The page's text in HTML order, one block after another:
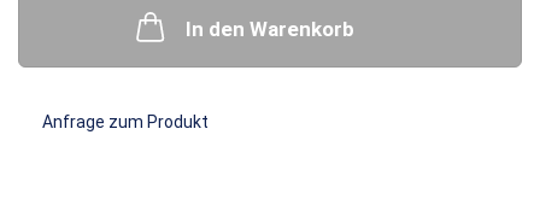
In den Warenkorb
Anfrage zum Produkt